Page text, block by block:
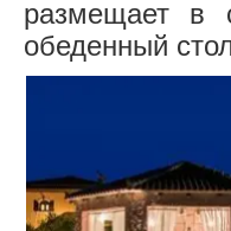
размещает в
обеденный